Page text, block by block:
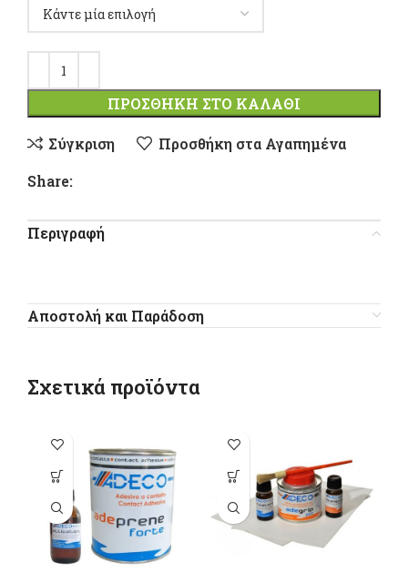
ΠΡΟΣΘΉΚΗ ΣΤΟ ΚΑΛΆΘΙ
Σύγκριση
Προσθήκη στα Αγαπημένα
Share:
Περιγραφή
Αποστολή και Παράδοση
Σχετικά προϊόντα
Αυτό το
προϊόν έχει
πολλαπλές
παραλλαγές.
Οι επιλογές